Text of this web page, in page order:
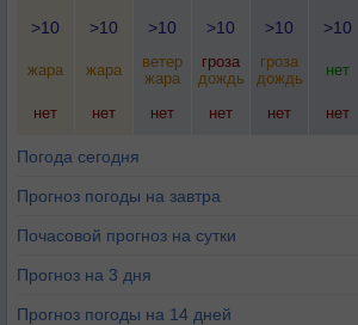
>10 >10 >10 >10 >10 >10
жара жара
ветер
жара
гроза
дождь
гроза
дождь
нет
нет
нет нет нет нет нет
Погода сегодня
Прогноз погоды на завтра
Почасовой прогноз на сутки
Прогноз на 3 дня
Прогноз погоды на 14 дней